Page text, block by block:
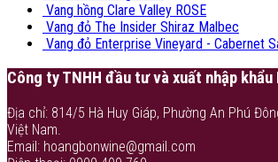
Vang hồng Clare Valley ROSE
Vang đỏ The Insider Shiraz Malbec
Vang đỏ Enterprise Vineyard - Cabernet
Công ty TNHH đầu tư và xuất nhập khẩu
Địa chỉ: 814/5 Hà Huy Giáp, Phường An Phú
Việt Nam.
Email: hoangbonwine@gmail.com